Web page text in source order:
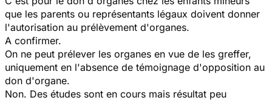
que les parents ou représentants légaux doivent donner
l'autorisation au prélèvement d'organes.
A confirmer.
On ne peut prélever les organes en vue de les greffer,
uniquement en l'absence de témoignage d'opposition au
don d'organe.
Non. Des études sont en cours mais résultat peu